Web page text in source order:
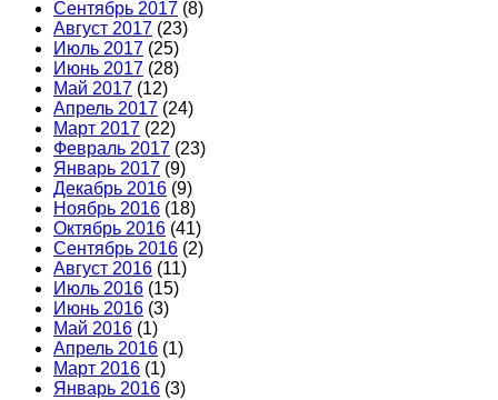
Сентябрь 2017 (8)
Август 2017 (23)
Июль 2017 (25)
Июнь 2017 (28)
Май 2017 (12)
Апрель 2017 (24)
Март 2017 (22)
Февраль 2017 (23)
Январь 2017 (9)
Декабрь 2016 (9)
Ноябрь 2016 (18)
Октябрь 2016 (41)
Сентябрь 2016 (2)
Август 2016 (11)
Июль 2016 (15)
Июнь 2016 (3)
Май 2016 (1)
Апрель 2016 (1)
Март 2016 (1)
Январь 2016 (3)